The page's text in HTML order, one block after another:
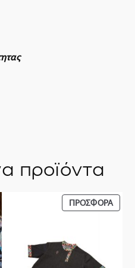
προϊόντα
ΠΡΟΣΦΟΡΆ
ΣΕ